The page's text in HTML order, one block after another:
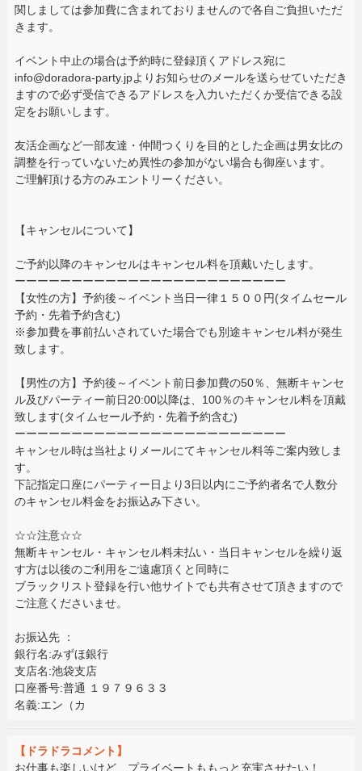
関しましては参加費に含まれておりませんので各自ご負担いただ
きます。
イベント中止の場合は予約時に登録頂くアドレス宛に
info@doradora-party.jpよりお知らせのメールを送らせていただき
ますので必ず受信できるアドレスを入力いただくか受信できる設
定をお願いします。
友活企画など一部友達・仲間つくりを目的とした企画は男女比の
調整を行っていないため異性の参加がない場合も御座います。
ご理解頂ける方のみエントリーください。
【キャンセルについて】
ご予約以降のキャンセルはキャンセル料を頂戴いたします。
ーーーーーーーーーーーーーーーーーーーーーーーー
【女性の方】予約後～イベント当日一律１５００円(タイムセール
予約・先着予約含む)
※参加費を事前払いされていた場合でも別途キャンセル料が発生
致します。
【男性の方】予約後～イベント前日参加費の50％、無断キャンセ
ル及びパーティー前日20:00以降は、100％のキャンセル料を頂戴
致します(タイムセール予約・先着予約含む)
ーーーーーーーーーーーーーーーーーーーーーーーー
キャンセル時は当社よりメールにてキャンセル料等ご案内致しま
す。
下記指定口座にパーティー日より3日以内にご予約者名で人数分
のキャンセル料金をお振込み下さい。
☆☆注意☆☆
無断キャンセル・キャンセル料未払い・当日キャンセルを繰り返
す方は以後のご利用をご遠慮頂くと同時に
ブラックリスト登録を行い他サイトでも共有させて頂きますので
ご注意くださいませ。
お振込先 ：
銀行名:みずほ銀行
支店名:池袋支店
口座番号:普通 １９７９６３３
名義:エン（カ
【ドラドラコメント】
お仕事も楽しいけど、プライベートももっと充実させたい！